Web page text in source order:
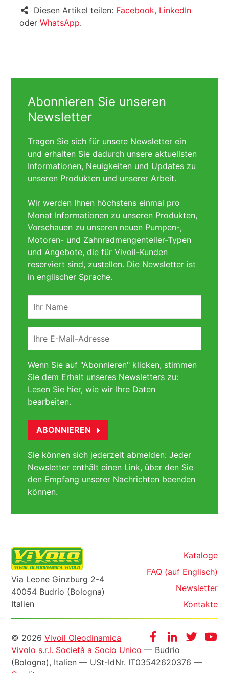
Diesen Artikel teilen: Facebook, LinkedIn
oderWhatsApp.
Abonnieren Sie unseren
Newsletter
Tragen Sie sich für unsere Newsletter ein
und erhalten Sie dadurch unsere aktuellsten
Informationen, Neuigkeiten und Updates zu
unseren Produkten und unserer Arbeit.
Wir werden Ihnen höchstens einmal pro
Monat Informationen zu unseren Produkten,
Vorschauen zu unseren neuen Pumpen-,
Motoren- und Zahnradmengenteiler-Typen
und Angebote, die für Vivoil-Kunden
reserviert sind, zustellen. Die Newsletter ist
in englischer Sprache.
Name
E-
Adresse
Wenn Sie auf "Abonnieren" klicken, stimmen
Sie dem Erhalt unseres Newsletters zu:
Lesen Sie hier, wie wir Ihre Daten
bearbeiten.
Sie können sich jederzeit abmelden: Jeder
Newsletter enthält einen Link, über den Sie
den Empfang unserer Nachrichten beenden
können.
Via Leone Ginzburg 2-4
40054 Budrio (Bologna)
Italien
Kataloge
FAQ (auf Englisch)
Newsletter
Kontakte
FacebookInstagram
Twitter
Informazioni
legali
© 2026Vivoil Oleodinamica
Vivolo s.r.l. Società a Socio Unico — Budrio
(Bologna), Italien — USt-IdNr. IT03542620376 —